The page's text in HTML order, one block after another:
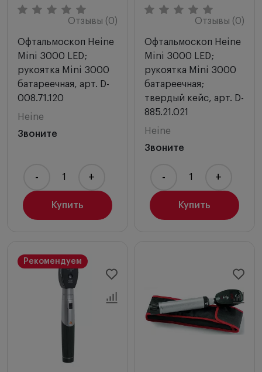
Отзывы (0)
Офтальмоскоп Heine
Mini 3000 LED;
рукоятка Mini 3000
батареечная, арт. D-
008.71.120
Heine
Звоните
Купить
- +
Отзывы (0)
Офтальмоскоп Heine
Mini 3000 LED;
рукоятка Mini 3000
батареечная;
твердый кейс, арт. D-
885.21.021
Heine
Звоните
Купить
- +
Рекомендуем